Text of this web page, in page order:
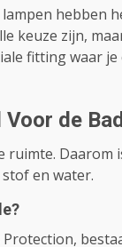
hebben
keuze zijn,
fitting waar
de
ruimte. Daarom
en water.